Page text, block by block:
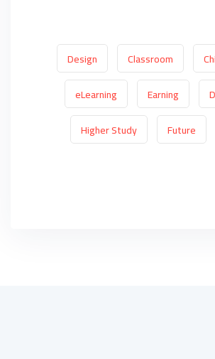
Classroom
Design
Earning
eLearning
Future
Higher Study